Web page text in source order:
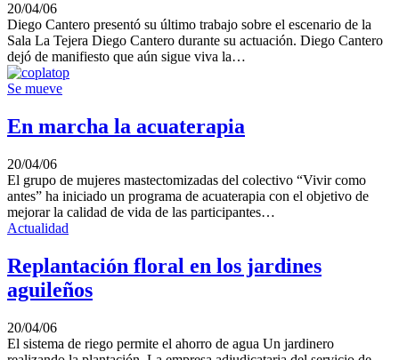
20/04/06
Diego Cantero presentó su último trabajo sobre el escenario de la
Sala La Tejera Diego Cantero durante su actuación. Diego Cantero
dejó de manifiesto que aún sigue viva la…
Se mueve
En marcha la acuaterapia
20/04/06
El grupo de mujeres mastectomizadas del colectivo “Vivir como
antes” ha iniciado un programa de acuaterapia con el objetivo de
mejorar la calidad de vida de las participantes…
Actualidad
Replantación floral en los jardines
aguileños
20/04/06
El sistema de riego permite el ahorro de agua Un jardinero